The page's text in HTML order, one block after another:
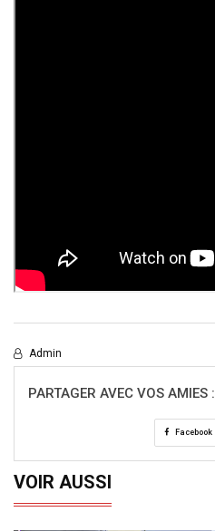
Admin
PARTAGER AVEC VOS AMIES :
Facebook
VOIR AUSSI